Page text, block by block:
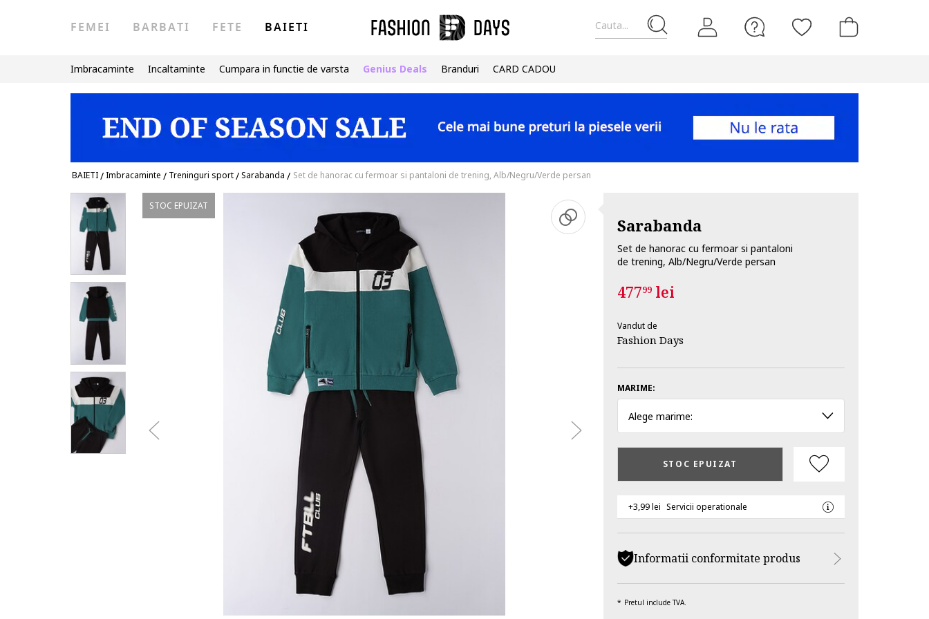
Cauta...
FEMEI BARBATI FETE BAIETI
Imbracaminte Incaltaminte Cumpara in functie de varsta Genius Deals Branduri CARD CADOU
BAIETI/Imbracaminte / Treninguri sport/Sarabanda / Set de hanorac cu fermoar si pantaloni de trening, Alb/Negru/Verde persan
STOC EPUIZAT
Sarabanda
Set de hanorac cu fermoar si pantaloni
de trening, Alb/Negru/Verde persan
47799lei
Vandut de
Fashion Days
MARIME:
Alege marime:
STOC EPUIZAT
+3,99 lei Servicii operationale
Informatii conformitate produs
Pretul include TVA.